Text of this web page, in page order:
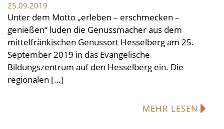
25.09.2019
Unter dem Motto „erleben – erschmecken –
genießen“ luden die Genussmacher aus dem
mittelfränkischen Genussort Hesselberg am 25.
September 2019 in das Evangelische
Bildungszentrum auf den Hesselberg ein. Die
regionalen […]
MEHR LESEN